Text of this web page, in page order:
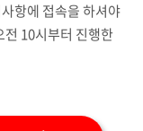
항에 접속을 하셔야
전 10시부터 진행한